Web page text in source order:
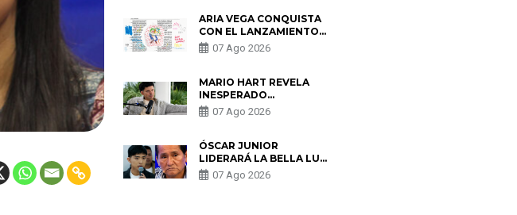
PARTES QUERÍA EL
REMEMBER”
ARIA VEGA CONQUISTA
CON EL LANZAMIENTO
DE “TOTOTO (+4)”
07 Ago 2026
MARIO HART REVELA
INESPERADO
PROBLEMA DE SALUD
ANTES DE SEPARARSE
ENCONTRARON UN
TUMOR”
07 Ago 2026
ÓSCAR JUNIOR
LIDERARÁ LA BELLA LUZ
TRAS SALIDA DE SU
PADRE POR POLÉMICA
07 Ago 2026